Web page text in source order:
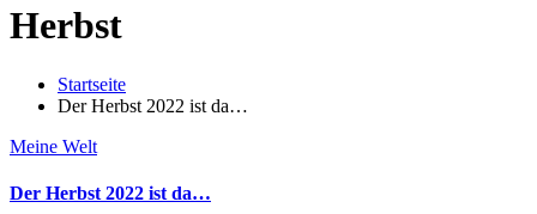
Herbst
Startseite
Der Herbst 2022 ist da…
Meine Welt
Der Herbst 2022 ist da…